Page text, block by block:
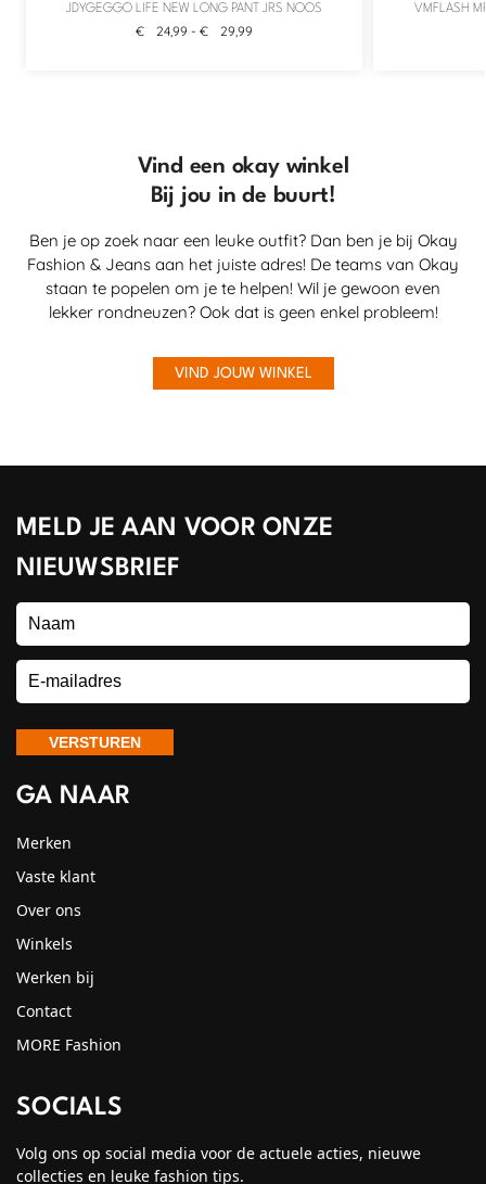
JDYGEGGO LIFE NEW LONG PANT JRS NOOS
€ 24,99 - € 29,99
VMFLASH
Vind een okay winkel
Bij jou in de buurt!
Ben je op zoek naar een leuke outfit? Dan ben je bij Okay
Fashion & Jeans aan het juiste adres! De teams van Okay
staan te popelen om je te helpen! Wil je gewoon even
lekker rondneuzen? Ook dat is geen enkel probleem!
VIND JOUW WINKEL
MELD JE AAN VOOR ONZE
NIEUWSBRIEF
GA NAAR
Merken
Vaste klant
Over ons
Winkels
Werken bij
Contact
MORE Fashion
SOCIALS
Volg ons op social media voor de actuele acties, nieuwe
collecties en leuke fashion tips.